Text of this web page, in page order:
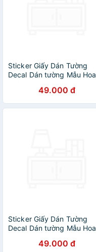
Sticker Giấy Dán Tường
Decal Dán tường Mẫu Hoa
49.000 đ
Sticker Giấy Dán Tường
Decal Dán tường Mẫu Hoa
49.000 đ